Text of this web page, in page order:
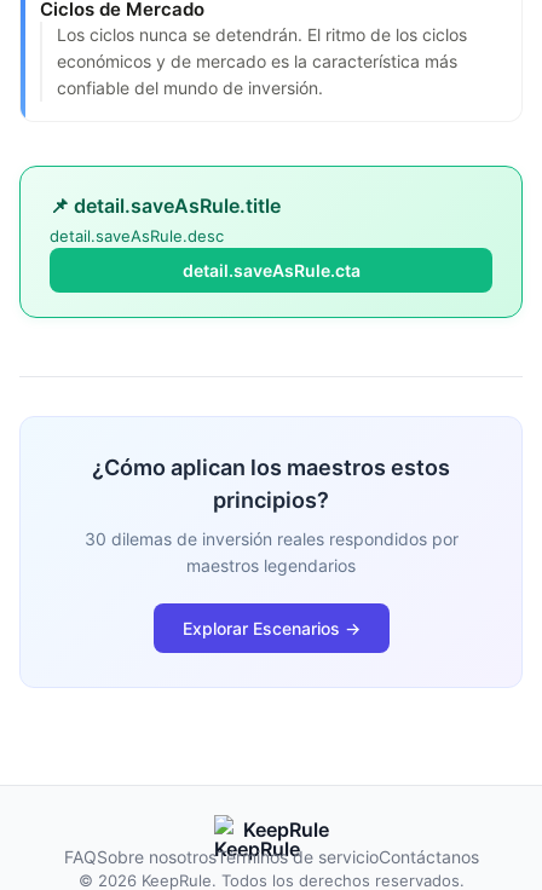
Ciclos de Mercado
Los ciclos nunca se detendrán. El ritmo de los ciclos
económicos y de mercado es la característica más
confiable del mundo de inversión.
📌 detail.saveAsRule.title
detail.saveAsRule.desc
detail.saveAsRule.cta
¿Cómo aplican los maestros estos
principios?
30 dilemas de inversión reales respondidos por
maestros legendarios
Explorar Escenarios →
KeepRule
FAQSobre nosotrosTérminos de servicioContáctanos
© 2026 KeepRule. Todos los derechos reservados.